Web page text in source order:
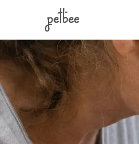
Pular para o conteúdo